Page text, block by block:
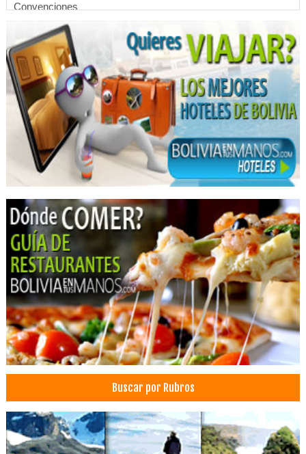
Convenciones
Centro de Convenciones
Apart Hoteles
Hotels
Restaurantes: Comida Criolla
Restaurantes: Comida Internacional
Banquetes y Recepciones
Alquiler de vajillas
Salones de Fiestas
Gastronomía
Pastas
Cafés
Pastelerías
Restaurantes: Comida Rápida
Cafeterías
Servicios de Gastronomía
Almuerzo Familiar
Restaurantes: Comida Japonesa
Sushi
Pizzerías
Restaurantes: Vegetarianos
Buscar por Rubros